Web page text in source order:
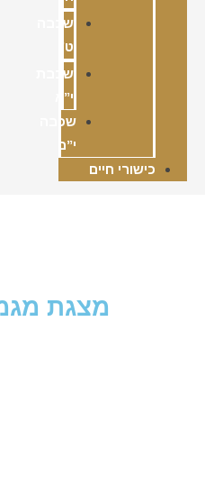
שכבה
ט’
שכבת
י”א
שכבה
י”ב
כישורי חיים
מצגת